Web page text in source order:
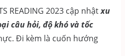
READING 2023 cập nhậtxu
câu hỏi, độ khó và tốc
Đi kèm là cuốn hướng